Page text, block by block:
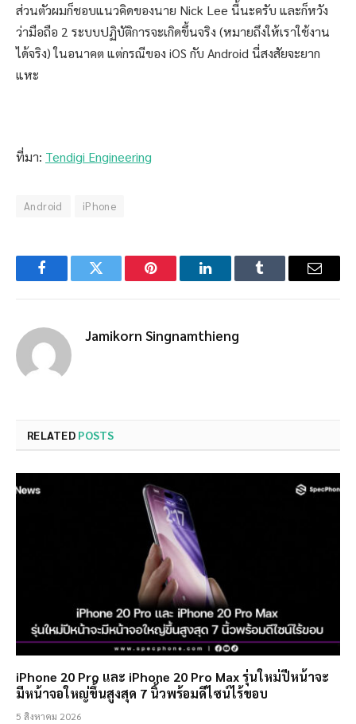
ส่วนตัวผมก็ชอบแนวคิดของนาย Nick Lee นี้นะครับ และก็หวัง
ว่ามือถือ 2 ระบบปฏิบัติการจะเกิดขึ้นจริง (หมายถึงให้เราใช้งาน
ได้จริง) ในอนาคต แต่กรณีของ iOS กับ Android นี่สงสัยจะยาก
แหะ
ที่มา: Tendigi Engineering
Android iPhone
FacebookTwitter Pinterest LinkedInTumblr Email
Jamikorn Singnamthieng
RELATED POSTS
iPhone 20 Pro และ iPhone 20 Pro Max รุ่นใหม่ปีหน้าจะ
มีหน้าจอใหญ่ขึ้นสูงสุด 7 นิ้วพร้อมดีไซน์ไร้ขอบ
5 สิงหาคม 2026